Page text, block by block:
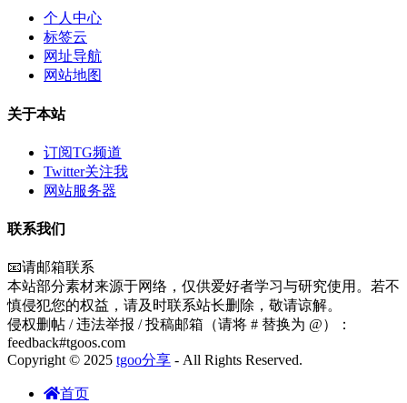
个人中心
标签云
网址导航
网站地图
关于本站
订阅TG频道
Twitter关注我
网站服务器
联系我们
📧请邮箱联系
本站部分素材来源于网络，仅供爱好者学习与研究使用。若不
慎侵犯您的权益，请及时联系站长删除，敬请谅解。
侵权删帖 / 违法举报 / 投稿邮箱（请将 # 替换为 @）：
feedback#tgoos.com
Copyright © 2025 tgoo分享 - All Rights Reserved.
首页